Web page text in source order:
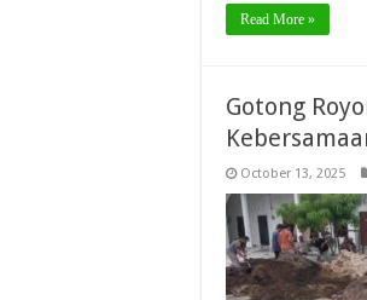
Read More »
Gotong
October 13, 2025